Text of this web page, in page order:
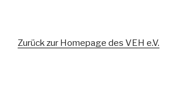
Zurück zur Homepage des VEH e.V.